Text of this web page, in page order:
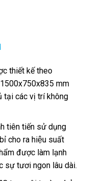
thiết kế theo
mm
tại các vị trí không
tiên tiến sử dụng
cho ra hiệu suất
được làm lạnh
sự tươi ngon lâu dài.